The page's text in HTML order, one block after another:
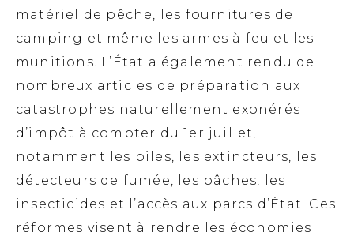
matériel de pêche, les fournitures de
camping et même les armes à feu et les
munitions. L’État a également rendu de
nombreux articles de préparation aux
catastrophes naturellement exonérés
d’impôt à compter du 1er juillet,
notamment les piles, les extincteurs, les
détecteurs de fumée, les bâches, les
insecticides et l’accès aux parcs d’État. Ces
réformes visent à rendre les économies